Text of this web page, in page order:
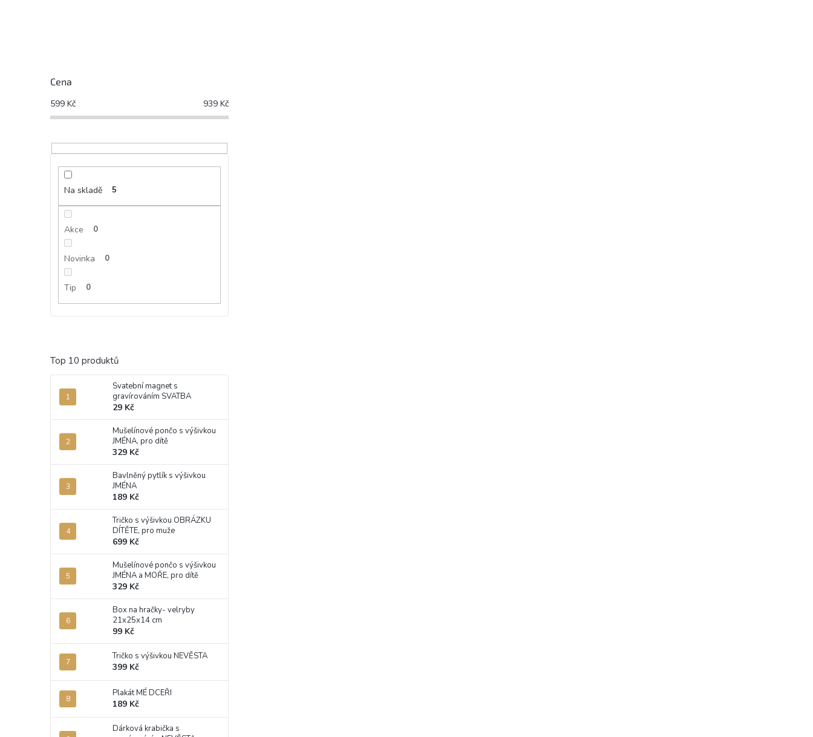
Cena
599 Kč 939 Kč
Na skladě 5
Akce 0
Novinka 0
Tip 0
Top 10 produktů
Svatební magnet s
gravírováním SVATBA
29 Kč
Mušelínové pončo s výšivkou
JMÉNA, pro dítě
329 Kč
Bavlněný pytlík s výšivkou
JMÉNA
189 Kč
Tričko s výšivkou OBRÁZKU
DÍTĚTE, pro muže
699 Kč
Mušelínové pončo s výšivkou
JMÉNA a MOŘE, pro dítě
329 Kč
Box na hračky- velryby
21x25x14 cm
99 Kč
Tričko s výšivkou NEVĚSTA
399 Kč
Plakát MÉ DCEŘI
189 Kč
Dárková krabička s